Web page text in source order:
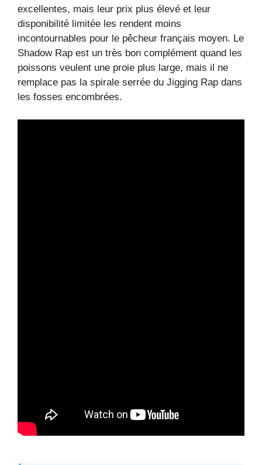
excellentes, mais leur prix plus élevé et leur
disponibilité limitée les rendent moins
incontournables pour le pêcheur français moyen. Le
Shadow Rap est un très bon complément quand les
poissons veulent une proie plus large, mais il ne
remplace pas la spirale serrée du Jigging Rap dans
les fosses encombrées.